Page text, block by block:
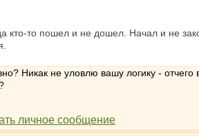
кто-то пошел и не дошел. Начал и не
Никак не уловлю вашу логику -